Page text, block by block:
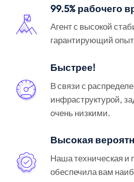
99.5% рабочего
Агент с высокой
гарантирующий
Быстрее!
В связи с
инфраструктурой,
очень низкими.
Высокая
Наша техническая и
обеспечила вам